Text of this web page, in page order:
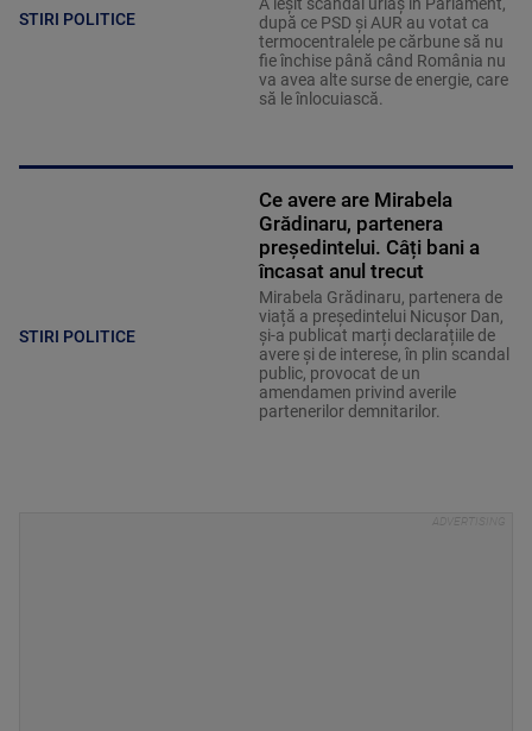
STIRI POLITICE
după ce PSD și AUR au votat ca
termocentralele pe cărbune să nu
fie închise până când România nu
va avea alte surse de energie, care
să le înlocuiască.
STIRI POLITICE
Ce avere are Mirabela
Grădinaru, partenera
președintelui. Câți bani a
încasat anul trecut
Mirabela Grădinaru, partenera de
viață a președintelui Nicușor Dan,
și-a publicat marți declarațiile de
avere și de interese, în plin scandal
public, provocat de un
amendamen privind averile
partenerilor demnitarilor.